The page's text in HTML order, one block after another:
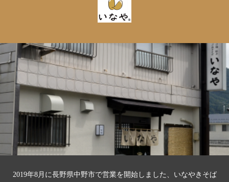
2019年8月に長野県中野市で営業を開始しました、いなやきそば